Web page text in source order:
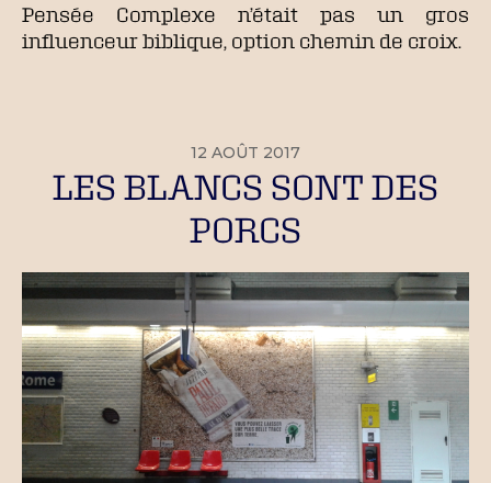
Pensée Complexe n’était pas un gros
influenceur biblique, option chemin de croix.
12 AOÛT 2017
LES BLANCS SONT DES
PORCS